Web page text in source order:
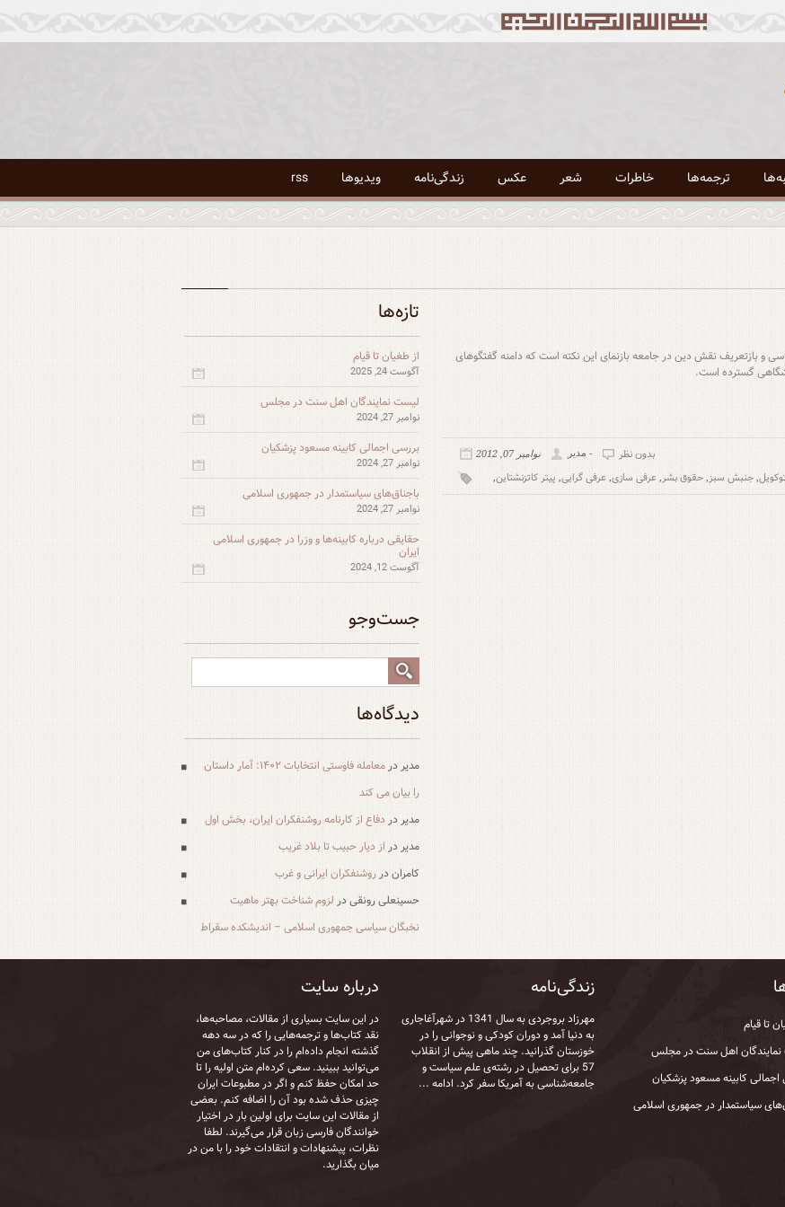
ترجمه‌ها خاطرات شعر عکس زندگی‌نامه ویدیوها rss
و باز‌تعریف نقش دین در جامعه بازنمای این نکته است که دامنه گفتگوهای
گسترده است.
نوامبر 07, 2012 - مدیر
بدون نظر
, جنبش سبز, حقوق بشر, عرفی سازی, عرفی گرایی, پیتر کاتزنشتاین,
تازه‌ها
از طغیان تا قیام
آگوست 24, 2025
لیست نمایندگان اهل سنت در مجلس
نوامبر 27, 2024
بررسی اجمالی کابینه مسعود پزشکیان
نوامبر 27, 2024
باجناق‌های سیاستمدار در جمهوری اسلامی
نوامبر 27, 2024
حقایقی درباره کابینه‌ها و وزرا در جمهوری اسلامی
ایران
آگوست 12, 2024
جست‌و‌جو
دیدگاه‌ها
مدیردر
معامله فاوستی انتخابات ۱۴۰۲: آمار داستان
را بیان می کند
مدیردر دفاع از کارنامه روشنفکران ایران، بخش اول
مدیردر از دیار حبیب تا بلاد غریب
کامراندرروشنفکران ایرانی و غرب
حسینعلی رونقیدر لزوم شناخت بهتر ماهیت
نخبگان سیاسی جمهوری اسلامی – اندیشکده سقراط
درباره سایت
در این سایت بسیاری از مقالات، مصاحبه‌ها،
نقد کتاب‌ها و ترجمه‌هایی را که در سه دهه
گذشته انجام داده‌ام را در کنار کتاب‌های من
می‌توانید ببینید. سعی کرده‌ام متن اولیه را تا
حد امکان حفظ کنم و اگر در مطبوعات ایران
چیزی حذف شده بود آن را اضافه کنم. بعضی
از مقالات این سایت برای اولین بار در اختیار
خوانندگان فارسی زبان قرار می‌گیرند. لطفا
نظرات، پیشنهادات و انتقادات خود را با من در
میان بگذارید.
زندگی‌نامه
مهرزاد بروجردی به‌ سال 1341 در شهرآغاجاری
به‌ دنیا آمد و دوران کودکی و نوجوانی را در
خوزستان گذرانید. چند ماهی پیش از انقلاب
57 برای تحصیل در رشته‌ی علم سیاست و
جامعه‌شناسی به آمریکا سفر کرد. ادامه ...
تا قیام
اهل سنت در مجلس
کابینه مسعود پزشکیان
سیاستمدار در جمهوری اسلامی